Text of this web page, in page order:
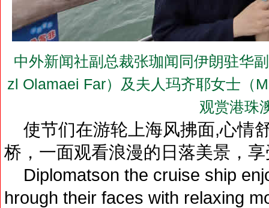
中外新闻社副总裁张珈闻同伊朗驻华
zl Olamaei Far）及夫人玛齐耶女士（
观赏港珠
使节们在游轮上海风拂面,心情
桥，一面观看浪漫的日落美景，
Diplomatson the cruise ship
hrough their faces with relaxing